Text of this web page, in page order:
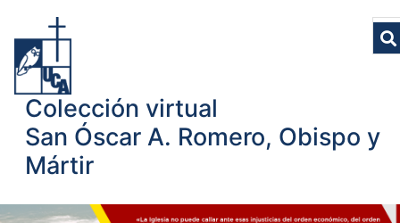
Colección virtual
San Óscar A. Romero, Obispo y
Mártir